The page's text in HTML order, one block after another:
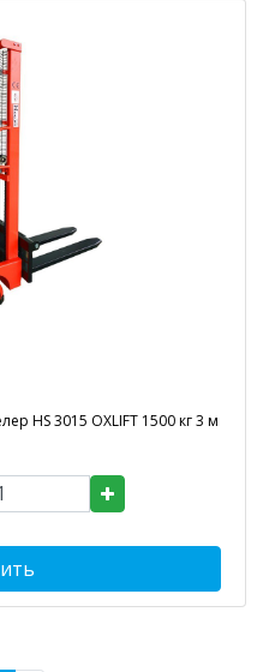
HS 3015 OXLIFT 1500 кг 3 м